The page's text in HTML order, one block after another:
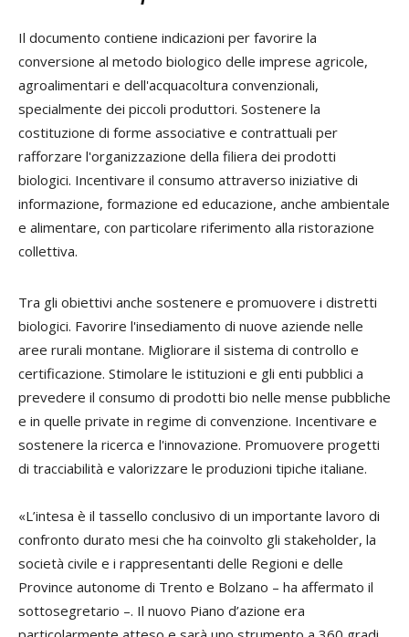
Il documento contiene indicazioni per favorire la
conversione al metodo biologico delle imprese agricole,
agroalimentari e dell'acquacoltura convenzionali,
specialmente dei piccoli produttori. Sostenere la
costituzione di forme associative e contrattuali per
rafforzare l'organizzazione della filiera dei prodotti
biologici. Incentivare il consumo attraverso iniziative di
informazione, formazione ed educazione, anche ambientale
e alimentare, con particolare riferimento alla ristorazione
collettiva.
Tra gli obiettivi anche sostenere e promuovere i distretti
biologici. Favorire l'insediamento di nuove aziende nelle
aree rurali montane. Migliorare il sistema di controllo e
certificazione. Stimolare le istituzioni e gli enti pubblici a
prevedere il consumo di prodotti bio nelle mense pubbliche
e in quelle private in regime di convenzione. Incentivare e
sostenere la ricerca e l'innovazione. Promuovere progetti
di tracciabilità e valorizzare le produzioni tipiche italiane.
«L’intesa è il tassello conclusivo di un importante lavoro di
confronto durato mesi che ha coinvolto gli stakeholder, la
società civile e i rappresentanti delle Regioni e delle
Province autonome di Trento e Bolzano – ha affermato il
sottosegretario –. Il nuovo Piano d’azione era